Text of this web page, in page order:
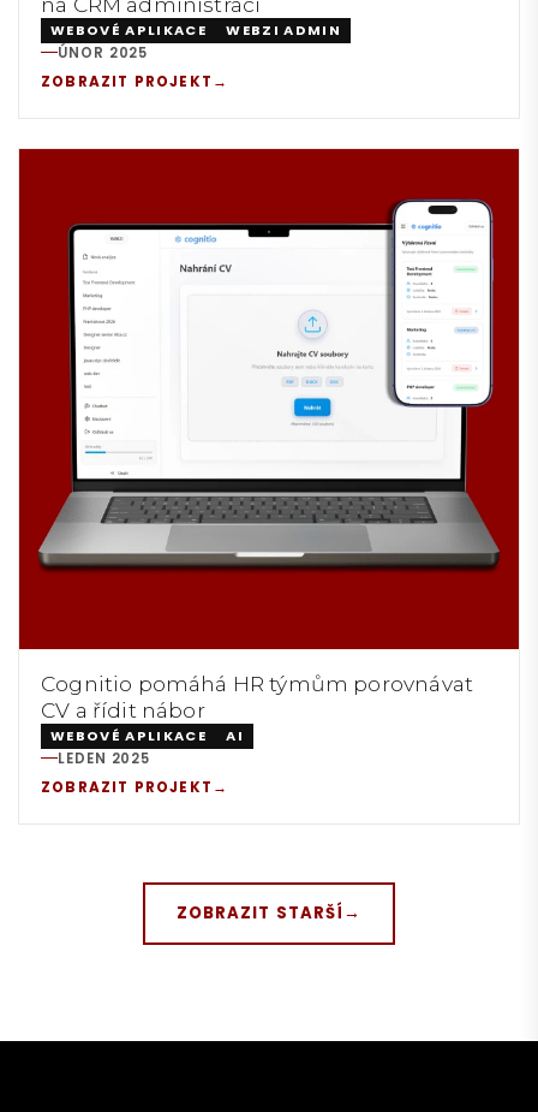
WEBOVÉ APLIKACE
WEBZI ADMIN
REALIZACE:
ÚNOR 2025
ZOBRAZIT PROJEKT →
Cognitio pomáhá HR týmům porovnávat
CV a řídit nábor
WEBOVÉ APLIKACE
AI
REALIZACE:
LEDEN 2025
ZOBRAZIT PROJEKT →
ZOBRAZIT STARŠÍ →